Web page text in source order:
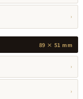
›
89 × 51 mm
›
›